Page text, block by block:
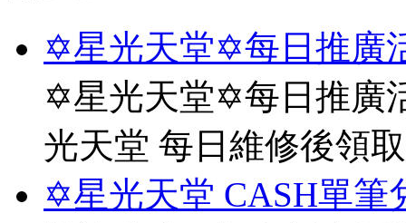
✡星光天堂✡每日推廣
✡星光天堂✡每日推廣
光天堂 每日維修後領
✡星光天堂 CASH單筆